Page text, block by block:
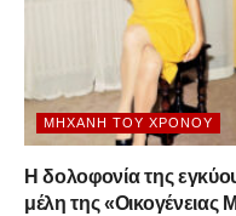
ΜΗΧΑΝΉ ΤΟΥ ΧΡΌΝΟΥ
Η δολοφονία της
μέλη της «Οικογένειας